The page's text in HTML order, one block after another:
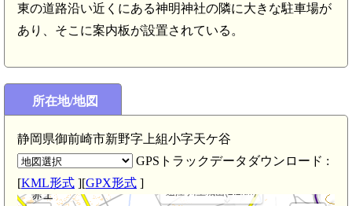
東の道路沿い近くにある神明神社の隣に大きな駐車場が
あり、そこに案内板が設置されている。
所在地/地図
静岡県御前崎市新野字上組小字天ケ谷
GPSトラックデータダウンロード :
[KML形式 ][GPX形式 ]